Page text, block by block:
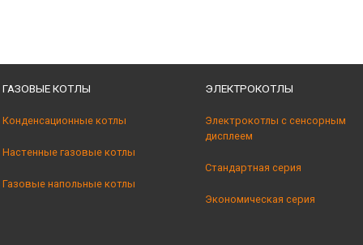
ГАЗОВЫЕ КОТЛЫ
Конденсационные котлы
Настенные газовые котлы
Газовые напольные котлы
ЭЛЕКТРОКОТЛЫ
Электрокотлы с сенсорным
дисплеем
Стандартная серия
Экономическая серия